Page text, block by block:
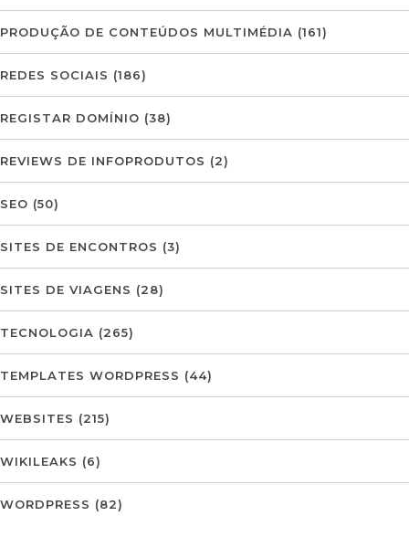
PRODUÇÃO DE CONTEÚDOS MULTIMÉDIA (161)
REDES SOCIAIS (186)
REGISTAR DOMÍNIO (38)
REVIEWS DE INFOPRODUTOS (2)
SEO (50)
SITES DE ENCONTROS (3)
SITES DE VIAGENS (28)
TECNOLOGIA (265)
TEMPLATES WORDPRESS (44)
WEBSITES (215)
WIKILEAKS (6)
WORDPRESS (82)